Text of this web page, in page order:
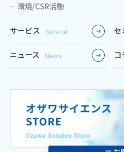
環境/CSR活動
Service
サービス セ
News
ニュース コ